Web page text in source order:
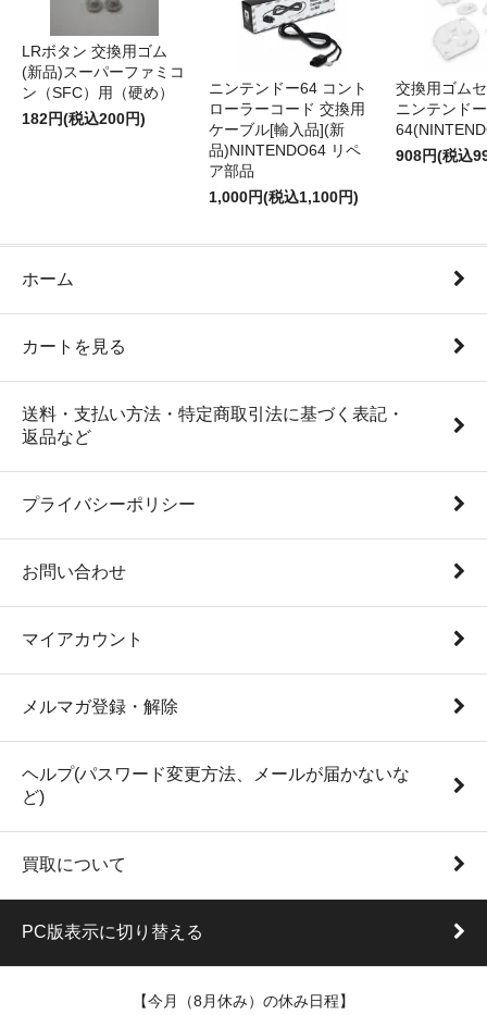
LRボタン 交換用ゴム
(新品)スーパーファミコ
ン（SFC）用（硬め）
182円(税込200円)
ニンテンドー64 コント
ローラーコード 交換用
ケーブル[輸入品](新
品)NINTENDO64 リペ
ア部品
1,000円(税込1,100円)
交換用ゴム
ニンテンドー
908円(税込
ホーム
カートを見る
送料・支払い方法・特定商取引法に基づく表記・
返品など
プライバシーポリシー
お問い合わせ
マイアカウント
メルマガ登録・解除
ヘルプ(パスワード変更方法、メールが届かないな
ど)
買取について
PC版表示に切り替える
【今月（8月休み）の休み日程】